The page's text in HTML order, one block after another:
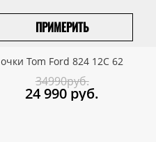
ПРИМЕРИТЬ
ПРИВЕЗТИ ПОД ЗАКАЗ
очки Tom Ford 824 12C 62
34990руб.
24 990 руб.